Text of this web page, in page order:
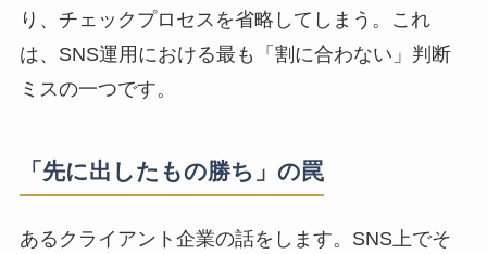
り、チェックプロセスを省略してしまう。これ
は、SNS運用における最も「割に合わない」判断
ミスの一つです。
「先に出したもの勝ち」の罠
あるクライアント企業の話をします。SNS上でそ